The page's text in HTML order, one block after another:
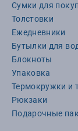
Сумки для
Толстовки
Ежедневники
Бутылки для
Блокноты
Упаковка
Термокружки и
Рюкзаки
Подарочные